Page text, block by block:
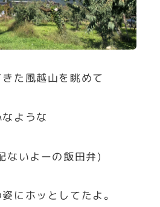
た風越山を眺めて
ような
ないよーの飯田弁)
にホッとしてたよ。